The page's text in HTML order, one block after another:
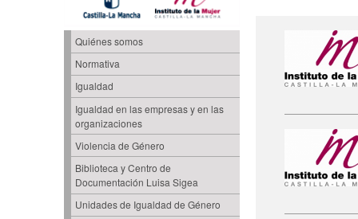
Quiénes somos
Normativa
Igualdad
Igualdad en las empresas y en las
organizaciones
Violencia de Género
Biblioteca y Centro de
Documentación Luisa Sigea
Unidades de Igualdad de Género